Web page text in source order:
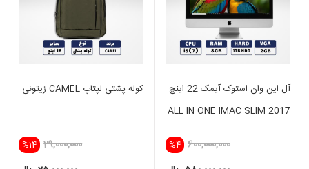
آل این وان استوک آیمک 22 اینچ
ALL IN ONE IMAC SLIM 2017
i5(7) -8GB - 1TB HDD- 2 GB
%4 600,000,000
کوله پشتی لپتاپ CAMEL زیتونی
%14 29,000,000